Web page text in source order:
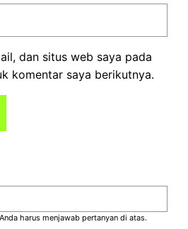
dan situs web saya pada
komentar saya berikutnya.
harus menjawab pertanyan di atas.